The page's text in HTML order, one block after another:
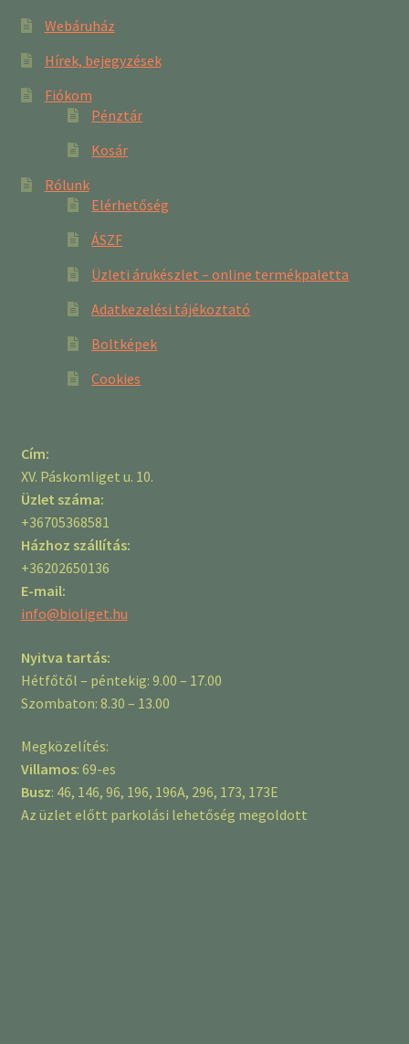
Webáruház
Hírek, bejegyzések
Fiókom
Pénztár
Kosár
Rólunk
Elérhetőség
ÁSZF
Üzleti árukészlet – online termékpaletta
Adatkezelési tájékoztató
Boltképek
Cookies
Cím:
XV. Páskomliget u. 10.
Üzlet száma:
+36705368581
Házhoz szállítás:
+36202650136
E-mail:
info@bioliget.hu
Nyitva tartás:
Hétfőtől – péntekig: 9.00 – 17.00
Szombaton: 8.30 – 13.00
Megközelítés:
Villamos: 69-es
Busz: 46, 146, 96, 196, 196A, 296, 173, 173E
Az üzlet előtt parkolási lehetőség megoldott